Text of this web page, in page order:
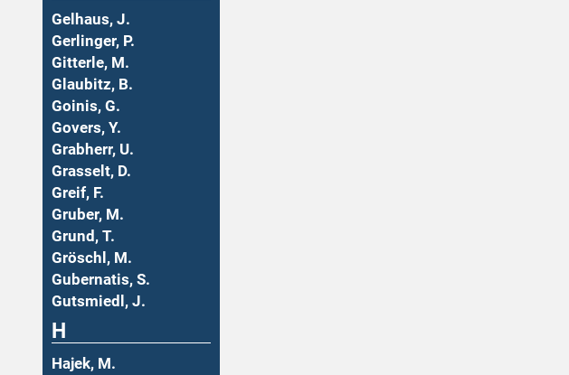
Gelhaus, J.
Gerlinger, P.
Gitterle, M.
Glaubitz, B.
Goinis, G.
Govers, Y.
Grabherr, U.
Grasselt, D.
Greif, F.
Gruber, M.
Grund, T.
Gröschl, M.
Gubernatis, S.
Gutsmiedl, J.
H
Hajek, M.